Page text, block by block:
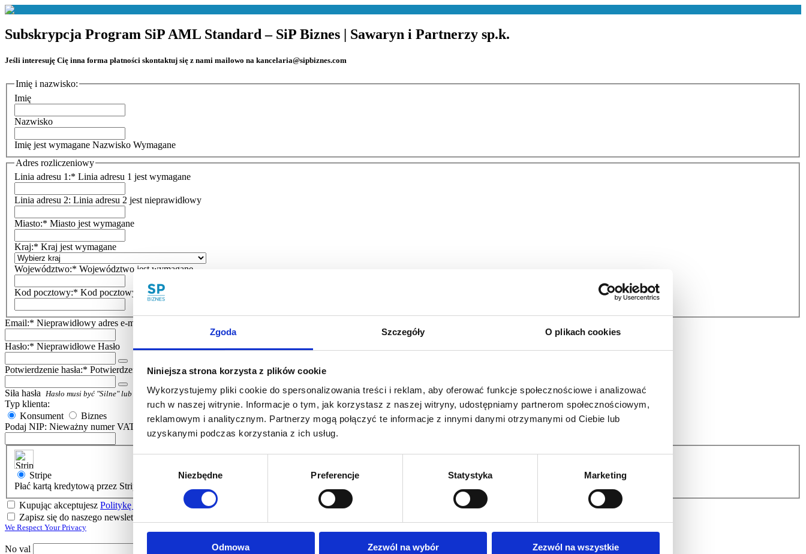
Zgoda Szczegóły O plikach cookies
Niniejsza strona korzysta z plików cookie
Wykorzystujemy pliki cookie do spersonalizowania treści i reklam, aby oferować funkcje społecznościowe i analizować
ruch w naszej witrynie. Informacje o tym, jak korzystasz z naszej witryny, udostępniamy partnerom społecznościowym,
reklamowym i analitycznym. Partnerzy mogą połączyć te informacje z innymi danymi otrzymanymi od Ciebie lub
uzyskanymi podczas korzystania z ich usług.
Niezbędne Preferencje Statystyka Marketing
Odmowa Zezwól na wybór Zezwól na wszystkie
Subskrypcja Program SiP AML Standard – SiP Biznes | Sawaryn i Partnerzy sp.k.
Jeśli interesuję Cię inna forma płatności skontaktuj się z nami mailowo na kancelaria@sipbiznes.com
Imię i nazwisko:
Imię
Nazwisko
Imię jest wymagane Nazwisko Wymagane
Adres rozliczeniowy
Linia adresu 1:* Linia adresu 1 jest wymagane
Linia adresu 2: Linia adresu 2 jest nieprawidłowy
Miasto:* Miasto jest wymagane
Kraj:* Kraj jest wymagane
Województwo:* Województwo jest wymagane
Kod pocztowy:* Kod pocztowy jest wymagane
Email:* Nieprawidłowy adres e-mail
Hasło:* Nieprawidłowe Hasło
Potwierdzenie hasła:* Potwierdzenie hasła nie zgadza się
Siła hasła Hasło musi być "Silne" lub silniejsze
Typ klienta:
Konsument
Biznes
Podaj NIP: Nieważny numer VAT
Stripe
Płać kartą kredytową przez Stripe Checkout
Kupując akceptujesz Politykę prywatności
platformy
Zapisz się do naszego newslettera
We Respect Your Privacy
No val Proszę poprawić powyższe błędy